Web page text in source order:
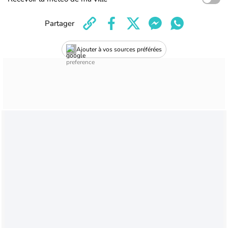
Ajouter à vos sources préférées
Partager